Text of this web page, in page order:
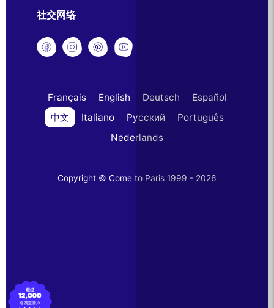
社交网络
Français English Deutsch
Español
中文
Italiano Русский
Português
Nederlands
Copyright © Come to Paris 1999 - 2026